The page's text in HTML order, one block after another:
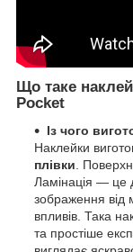
Що таке
Pocket
Із чого
Наклейки
плівки .
Ламінація — це
зображення від
впливів. Така
та простіше